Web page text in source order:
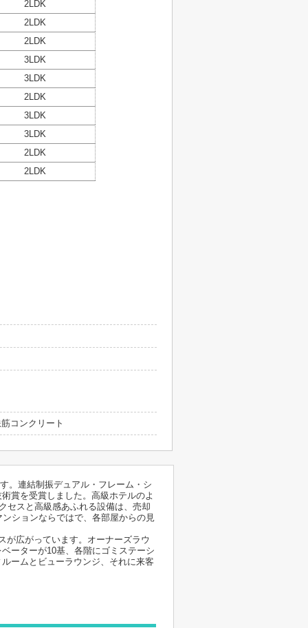
2LDK
2LDK
2LDK
3LDK
3LDK
2LDK
3LDK
3LDK
2LDK
2LDK
コンクリート
。連結制振デュアル・フレーム・シ
賞を受賞しました。高級ホテルのよ
セスと高級感あふれる設備は、売却
ションならではで、各部屋からの見
が広がっています。オーナーズラウ
ーターが10基、各階にゴミステーシ
ームとビューラウンジ、それに来客